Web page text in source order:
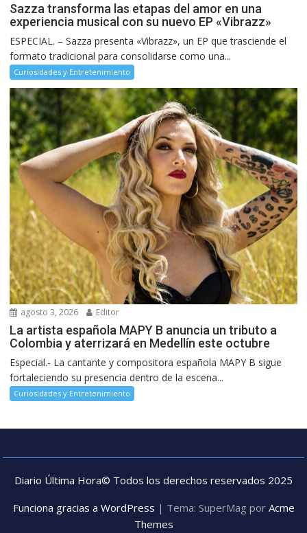
Sazza transforma las etapas del amor en una
experiencia musical con su nuevo EP «Vibrazz»
ESPECIAL. – Sazza presenta «Vibrazz», un EP que trasciende el
formato tradicional para consolidarse como una...
Curiosidades y Entretenimiento
agosto 3, 2026 Editor
La artista española MAPY B anuncia un tributo a
Colombia y aterrizará en Medellín este octubre
Especial.- La cantante y compositora española MAPY B sigue
fortaleciendo su presencia dentro de la escena...
Curiosidades y Entretenimiento
Diario Última Hora© Todos los derechos reservados 2025
Funciona gracias a WordPress | Tema: SuperMag por Acme
Themes